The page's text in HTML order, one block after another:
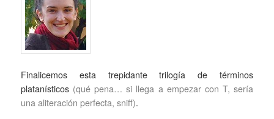
Finalicemos esta trepidante trilogía de términos
platanísticos (qué pena… si llega a empezar con T, sería
una aliteración perfecta, sniff).